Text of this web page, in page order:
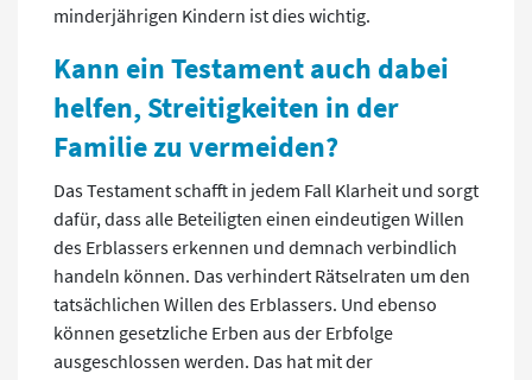
minderjährigen Kindern ist dies wichtig.
Kann ein Testament auch dabei
helfen, Streitigkeiten in der
Familie zu vermeiden?
Das Testament schafft in jedem Fall Klarheit und sorgt
dafür, dass alle Beteiligten einen eindeutigen Willen
des Erblassers erkennen und demnach verbindlich
handeln können. Das verhindert Rätselraten um den
tatsächlichen Willen des Erblassers. Und ebenso
können gesetzliche Erben aus der Erbfolge
ausgeschlossen werden. Das hat mit der